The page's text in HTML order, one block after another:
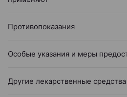
Противопоказания
Особые указания и меры
Другие лекарственные